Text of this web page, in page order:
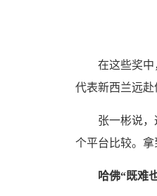
在这些奖中，
代表新西兰远赴
张一彬说，这
个平台比较。拿
哈佛“既难